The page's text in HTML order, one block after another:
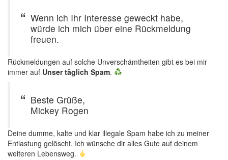
Wenn ich Ihr Interesse geweckt habe,
würde ich mich über eine Rückmeldung
freuen.
Rückmeldungen auf solche Unverschämtheiten gibt es bei mir
immer auf Unser täglich Spam.
Beste Grüße,
Mickey Rogen
Deine dumme, kalte und klar illegale Spam habe ich zu meiner
Entlastung gelöscht. Ich wünsche dir alles Gute auf deinem
weiteren Lebensweg.